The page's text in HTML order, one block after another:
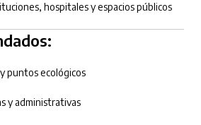
hospitales y espacios públicos
puntos ecológicos
y administrativas